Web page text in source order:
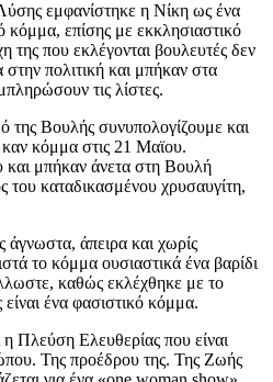
εμφανίστηκε η Νίκη ως ένα
επίσης με εκκλησιαστικό
που εκλέγονται βουλευτές δεν
πολιτική και μπήκαν στα
τις λίστες.
Βουλής συνυπολογίζουμε και
καν κόμμα στις 21 Μαϊου.
και μπήκαν άνετα στη Βουλή
του καταδικασμένου χρυσαυγίτη,
άγνωστα, άπειρα και χωρίς
το κόμμα ουσιαστικά ένα βαρίδι
καθώς εκλέχθηκε με το
ένα φασιστικό κόμμα.
Πλεύση Ελευθερίας που είναι
Της προέδρου της. Της Ζωής